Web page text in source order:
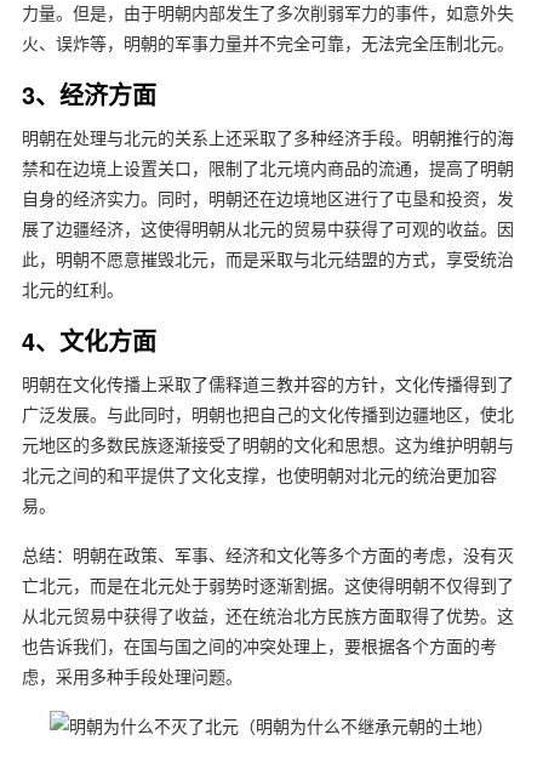
力量。但是，由于明朝内部发生了多次削弱军力的事件，如意外失
火、误炸等，明朝的军事力量并不完全可靠，无法完全压制北元。
3、经济方面
明朝在处理与北元的关系上还采取了多种经济手段。明朝推行的海
禁和在边境上设置关口，限制了北元境内商品的流通，提高了明朝
自身的经济实力。同时，明朝还在边境地区进行了屯垦和投资，发
展了边疆经济，这使得明朝从北元的贸易中获得了可观的收益。因
此，明朝不愿意摧毁北元，而是采取与北元结盟的方式，享受统治
北元的红利。
4、文化方面
明朝在文化传播上采取了儒释道三教并容的方针，文化传播得到了
广泛发展。与此同时，明朝也把自己的文化传播到边疆地区，使北
元地区的多数民族逐渐接受了明朝的文化和思想。这为维护明朝与
北元之间的和平提供了文化支撑，也使明朝对北元的统治更加容
易。
总结：明朝在政策、军事、经济和文化等多个方面的考虑，没有灭
亡北元，而是在北元处于弱势时逐渐割据。这使得明朝不仅得到了
从北元贸易中获得了收益，还在统治北方民族方面取得了优势。这
也告诉我们，在国与国之间的冲突处理上，要根据各个方面的考
虑，采用多种手段处理问题。